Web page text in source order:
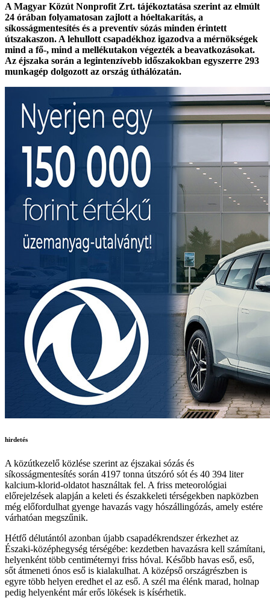
A Magyar Közút Nonprofit Zrt. tájékoztatása szerint az elmúlt
24 órában folyamatosan zajlott a hóeltakarítás, a
síkosságmentesítés és a preventív sózás minden érintett
útszakaszon. A lehullott csapadékhoz igazodva a mérnökségek
mind a fő-, mind a mellékutakon végezték a beavatkozásokat.
Az éjszaka során a legintenzívebb időszakokban egyszerre 293
munkagép dolgozott az ország úthálózatán.
hirdetés
A közútkezelő közlése szerint az éjszakai sózás és
síkosságmentesítés során 4197 tonna útszóró sót és 40 394 liter
kalcium-klorid-oldatot használtak fel. A friss meteorológiai
előrejelzések alapján a keleti és északkeleti térségekben napközben
még előfordulhat gyenge havazás vagy hószállingózás, amely estére
várhatóan megszűnik.
Hétfő délutántól azonban újabb csapadékrendszer érkezhet az
Északi-középhegység térségébe: kezdetben havazásra kell számítani,
helyenként több centiméternyi friss hóval. Később havas eső, eső,
sőt átmeneti ónos eső is kialakulhat. A középső országrészben is
egyre több helyen eredhet el az eső. A szél ma élénk marad, holnap
pedig helyenként már erős lökések is kísérhetik.